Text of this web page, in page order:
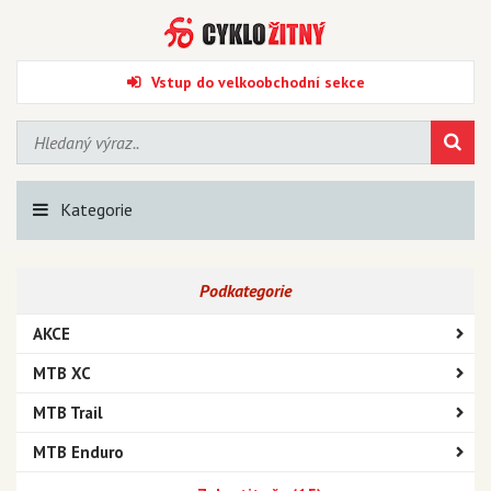
Vstup do velkoobchodní sekce
Kategorie
Podkategorie
AKCE
MTB XC
MTB Trail
MTB Enduro